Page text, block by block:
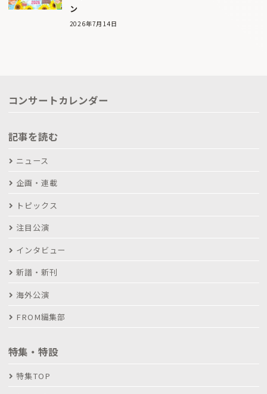
ン
2026年7月14日
コンサートカレンダー
記事を読む
ニュース
企画・連載
トピックス
注目公演
インタビュー
新譜・新刊
海外公演
FROM編集部
特集・特設
特集TOP